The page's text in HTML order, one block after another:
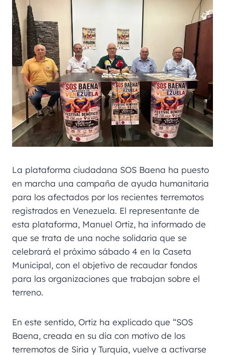
La plataforma ciudadana SOS Baena ha puesto
en marcha una campaña de ayuda humanitaria
para los afectados por los recientes terremotos
registrados en Venezuela. El representante de
esta plataforma, Manuel Ortiz, ha informado de
que se trata de una noche solidaria que se
celebrará el próximo sábado 4 en la Caseta
Municipal, con el objetivo de recaudar fondos
para las organizaciones que trabajan sobre el
terreno.
En este sentido, Ortiz ha explicado que “SOS
Baena, creada en su día con motivo de los
terremotos de Siria y Turquía, vuelve a activarse